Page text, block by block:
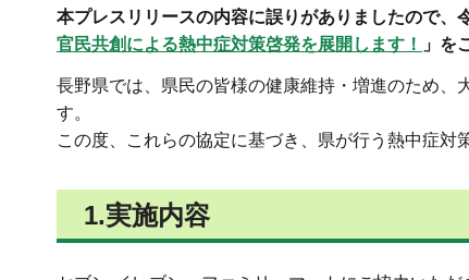
本プレスリリースの内容に誤りがありましたので、
官民共創による熱中症対策啓発を展開します！
」を
長野県では、県民の皆様の健康維持・増進のため、
す。
この度、これらの協定に基づき、県が行う熱中症対
1.実施内容